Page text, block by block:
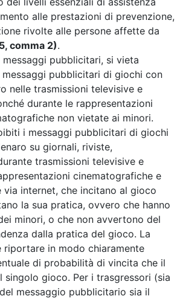
alle prestazioni di prevenzione,
rivolte alle persone affette da
comma 2).
messaggi pubblicitari, si vieta
messaggi pubblicitari di giochi con
nelle trasmissioni televisive e
durante le rappresentazioni
non vietate ai minori.
i messaggi pubblicitari di giochi
su giornali, riviste,
trasmissioni televisive e
cinematografiche e
via internet, che incitano al gioco
la sua pratica, ovvero che hanno
minori, o che non avvertono del
dalla pratica del gioco. La
riportare in modo chiaramente
di probabilità di vincita che il
singolo gioco. Per i trasgressori (sia
messaggio pubblicitario sia il